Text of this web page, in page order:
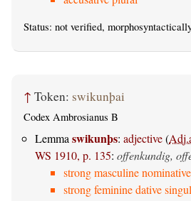
Status: not verified,
↑ Token: swikunþai
Codex Ambrosianus B
Lemmaswikunþs: adjective(
WS 1910, p. 135: offenkundig,
strong masculine
strong feminine dative